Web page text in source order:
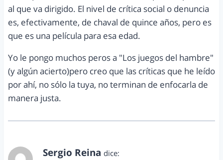
al que va dirigido. El nivel de crítica social o denuncia
es, efectivamente, de chaval de quince años, pero es
que es una película para esa edad.
Yo le pongo muchos peros a "Los juegos del hambre"
(y algún acierto)pero creo que las críticas que he leído
por ahí, no sólo la tuya, no terminan de enfocarla de
manera justa.
Sergio Reina dice: